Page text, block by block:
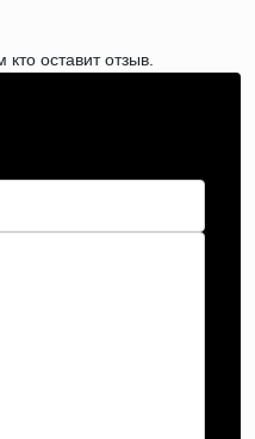
оставит отзыв.